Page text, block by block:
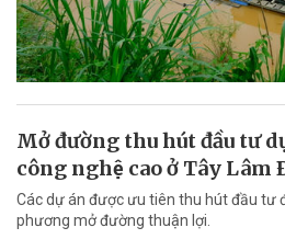
Mở đường thu hút đầu tư
công nghệ cao ở Tây Lâm
Các dự án được ưu tiên thu hút đầu tư
phương mở đường thuận lợi.